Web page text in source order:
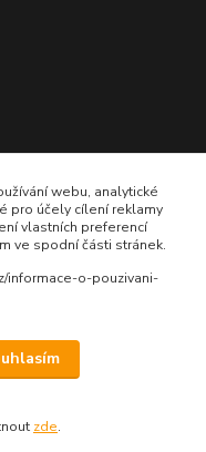
s.r.o.
webu, analytické
pro účely cílení reklamy
vlastních preferencí
ve spodní části stránek.
informace-o-pouzivani-
zde.